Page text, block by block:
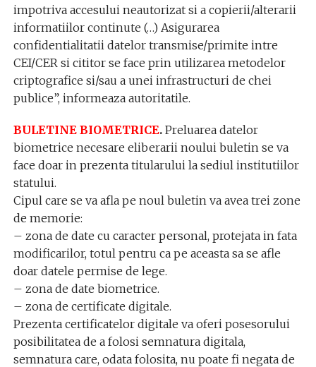
impotriva accesului neautorizat si a copierii/alterarii
informatiilor continute (…) Asigurarea
confidentialitatii datelor transmise/primite intre
CEI/CER si cititor se face prin utilizarea metodelor
criptografice si/sau a unei infrastructuri de chei
publice”, informeaza autoritatile.
BULETINE BIOMETRICE. Preluarea datelor
biometrice necesare eliberarii noului buletin se va
face doar in prezenta titularului la sediul institutiilor
statului.
Cipul care se va afla pe noul buletin va avea trei zone
de memorie:
– zona de date cu caracter personal, protejata in fata
modificarilor, totul pentru ca pe aceasta sa se afle
doar datele permise de lege.
– zona de date biometrice.
– zona de certificate digitale.
Prezenta certificatelor digitale va oferi posesorului
posibilitatea de a folosi semnatura digitala,
semnatura care, odata folosita, nu poate fi negata de